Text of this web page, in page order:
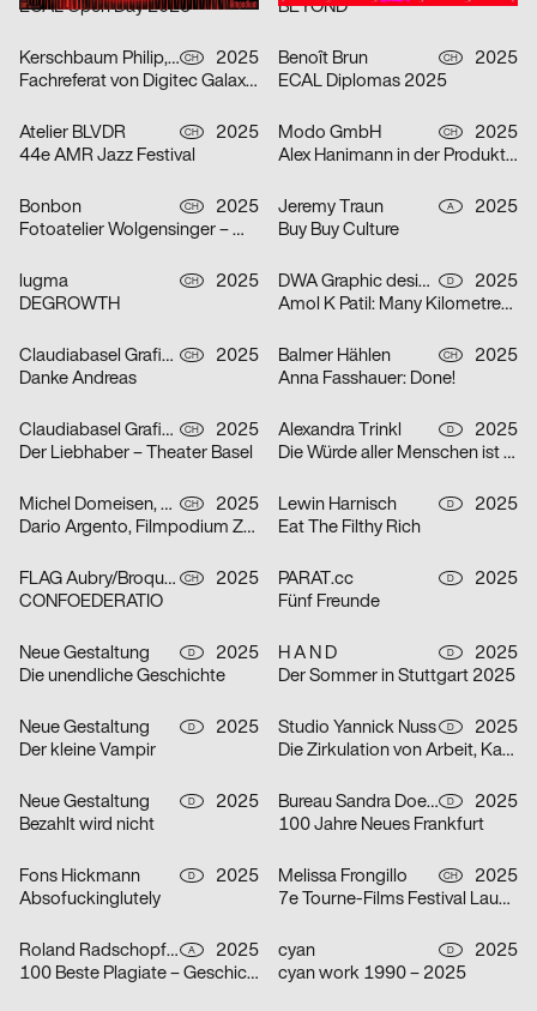
ECAL Open Day 2025
BEYOND
Kerschbaum Philip, Fawad Qadire CH
2025
Fachreferat von Digitec Galaxus „Fast alles für fast jede*n“
Benoît Brun CH
2025
ECAL Diplomas 2025
Atelier BLVDR CH
2025
44e AMR Jazz Festival
Modo GmbH CH
2025
Alex Hanimann in der Produktionshalle von Tobias Lenggenhager
Bonbon CH
2025
Fotoatelier Wolgensinger – Mit vier Augen
Jeremy Traun A
2025
Buy Buy Culture
lugma CH
2025
DEGROWTH
DWA Graphic design department D
2025
Amol K Patil: Many Kilometres – Several Words
Claudiabasel Grafik + Interaktion CH
2025
Danke Andreas
Balmer Hählen CH
2025
Anna Fasshauer: Done!
Claudiabasel Grafik + Interaktion CH
2025
Der Liebhaber – Theater Basel
Alexandra Trinkl D
2025
Die Würde aller Menschen ist unantastbar.
Michel Domeisen, Emily Horrolt, Hannah Klarer CH
2025
Dario Argento, Filmpodium Zürich
Lewin Harnisch D
2025
Eat The Filthy Rich
FLAG Aubry/Broquard CH
2025
CONFOEDERATIO
PARAT.cc D
2025
Fünf Freunde
Neue Gestaltung D
2025
Die unendliche Geschichte
H A N D D
2025
Der Sommer in Stuttgart 2025
Neue Gestaltung D
2025
Der kleine Vampir
Studio Yannick Nuss D
2025
Die Zirkulation von Arbeit, Kapital und Leben als Lieferkette – Alice Creischer & Andreas Siekmann
Neue Gestaltung D
2025
Bezahlt wird nicht
Bureau Sandra Doeller D
2025
100 Jahre Neues Frankfurt
Fons Hickmann D
2025
Absofuckinglutely
Melissa Frongillo CH
2025
7e Tourne-Films Festival Lausanne
Roland Radschopf, Florian Kowatz A
2025
100 Beste Plagiate – Geschichte kopiert sich
cyan D
2025
cyan work 1990 – 2025